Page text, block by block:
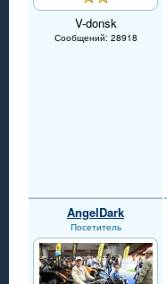
V-donsk
Сообщений: 28918
AngelDark
Посетитель